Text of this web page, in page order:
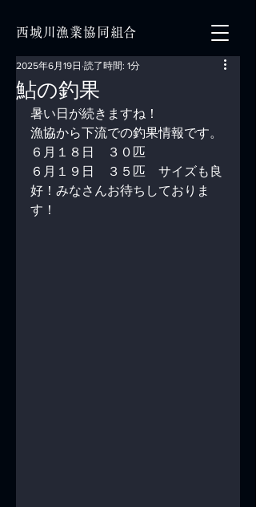
西城川漁業協同組合
鮎の釣果
2025年6月19日 読了時間: 1分
暑い日が続きますね！
漁協から下流での釣果情報です。
６月１８日　３０匹
６月１９日　３５匹　サイズも良
好！みなさんお待ちしておりま
す！